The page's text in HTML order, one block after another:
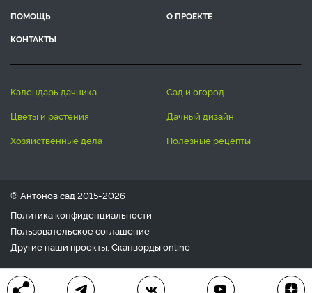
ПОМОЩЬ
О ПРОЕКТЕ
КОНТАКТЫ
календарь дачника
сад и огород
цветы и растения
дачный дизайн
хозяйственные дела
полезные рецепты
® Антонов сад 2015-2026
Политика конфиденциальности
Пользовательское соглашение
Другие наши проекты: Сканвордыonline
Любое использование материала допускается только с
письменного согласия редакции